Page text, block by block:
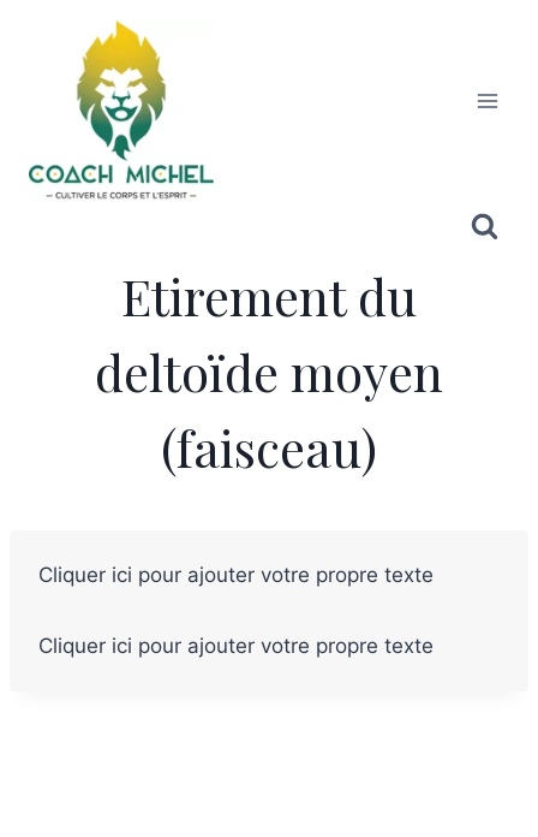
Etirement du
deltoïde moyen
(faisceau)
Cliquer ici pour ajouter votre propre texte
Cliquer ici pour ajouter votre propre texte